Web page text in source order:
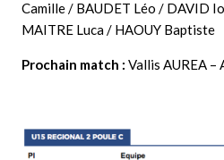
Camille / BAUDET Léo / DAVID
MAITRE Luca / HAOUY Baptiste
Prochain match : Vallis AUREA –